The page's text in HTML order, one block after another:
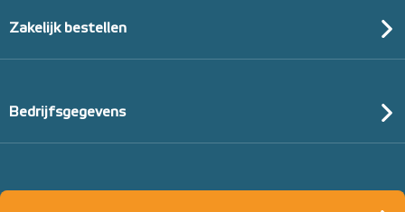
Zakelijk bestellen
Bedrijfsgegevens